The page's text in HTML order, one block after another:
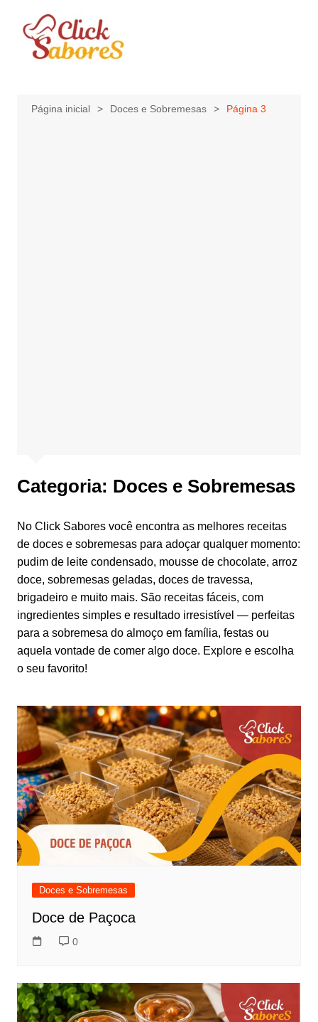
conteúdo
Página inicial Doces e Sobremesas Página 3
Categoria: Doces e Sobremesas
No Click Sabores você encontra as melhores receitas
de doces e sobremesas para adoçar qualquer momento:
pudim de leite condensado, mousse de chocolate, arroz
doce, sobremesas geladas, doces de travessa,
brigadeiro e muito mais. São receitas fáceis, com
ingredientes simples e resultado irresistível — perfeitas
para a sobremesa do almoço em família, festas ou
aquela vontade de comer algo doce. Explore e escolha
o seu favorito!
Doces e Sobremesas
Doce de Paçoca
0